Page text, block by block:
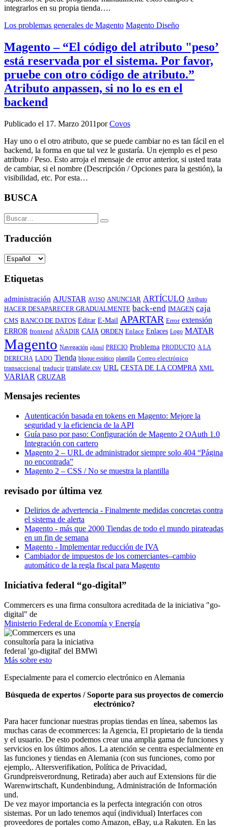
integrarlos en su propia tienda….
Los problemas generales de Magento Magento Diseño
Magento – “El código del atributo "peso’
está reservada por el sistema. Por favor,
pruebe con otro código de atributo.”
Atributo anpassen, si no lo es en el
backend
Publicado el 17. Marzo 2011porCovos
Hay uno o el otro atributo, que se puede cambiar no es tan fácil en el
backend, la forma en que tal vez le gustaría. Un ejemplo es el peso
atributo / Peso. Esto arroja el mensaje de error anterior, si usted trata
de cambiar, si el nombre (Descripción / Opciones para la gestión), la
visibilidad, etc. Por esta…
BUSCA
Traducción
Etiquetas
administración AJUSTAR AVISO ANUNCIAR ARTÍCULO Atributo
HACER DESAPARECER GRADUALMENTE back-end IMAGEN caja
CMS BANCO DE DATOS Editar E-Mail APARTAR Error extensión
ERROR frontend AÑADIR CAJA ORDEN Enlace Enlaces Logo MATAR
Magento Navegación phtml PRECIO Problema PRODUCTO A LA
DERECHA LADO Tienda bloque estático plantilla Correo electrónico
transaccional traducir translate.csv URL CESTA DE LA COMPRA XML
VARIAR CRUZAR
Mensajes recientes
Autenticación basada en tokens en Magento: Mejore la
seguridad y la eficiencia de la API
Guía paso por paso: Configuración de Magento 2 OAuth 1.0
Integración con cartero
Magento 2 – URL de administrador siempre solo 404 “Página
no encontrada”
Magento 2 – CSS / No se muestra la plantilla
revisado por última vez
Delirios de advertencia - Finalmente medidas concretas contra
el sistema de alerta
Magento - más que 2000 Tiendas de todo el mundo pirateadas
en un fin de semana
Magento - Implementar reducción de IVA
Cambiador de impuestos de los comerciantes–cambio
automático de la regla fiscal para Magento
Iniciativa federal “go-digital”
Commercers es una firma consultora acreditada de la iniciativa "go-
digital" de
Ministerio Federal de Economía y Energía
Más sobre esto
Especialmente para el comercio electrónico en Alemania
Búsqueda de expertos / Soporte para sus proyectos de comercio
electrónico?
Para hacer funcionar nuestras propias tiendas en línea, sabemos las
muchas caras de ecommerces: la Agencia, El propietario de la tienda
y el usuario. De esto podemos crear una amplia gama de funciones y
servicios en los últimos años. La atención se centra especialmente en
las funciones y tiendas en Alemania (con sus funciones, como por
ejemplo,. Altersverifikation, Política de Privacidad,
Grundpreisverordnung, Retirada) aber auch auf Extensions für die
Warenwirtschaft, Kundenbindung, Administración de Información
und.
De vez mayor importancia es la perfecta integración con otros
sistemas. Por un lado tenemos aquí (individual) Interfaces con
proveedores de portales como Amazon, eBay, u.a Rakuten. En las